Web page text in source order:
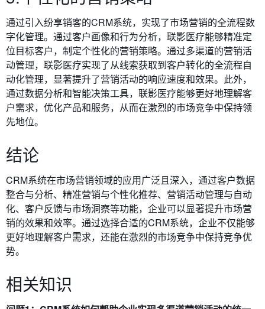
通过引入纷享销客的CRM系统，实现了市场营销的全流程数
字化管理。通过客户画像和行为分析，联影医疗能够精准定
位目标客户，制定个性化的营销策略。通过多渠道的营销活
动管理，联影医疗实现了从线索获取到客户转化的全流程自
动化管理，显著提升了营销活动的响应速度和效果。此外，
通过数据分析和智能决策工具，联影医疗能够更好地理解客
户需求，优化产品和服务，从而在激烈的市场竞争中保持领
先地位。
结论
CRM系统在市场营销领域的应用广泛且深入，通过客户数据
整合与分析、精准营销与个性化推荐、营销活动管理与自动
化、客户反馈与市场洞察等功能，企业可以显著提升市场营
销的效果和效率。通过选择合适的CRM系统，企业不仅能够
更好地理解客户需求，还能在激烈的市场竞争中保持竞争优
势。
相关知识